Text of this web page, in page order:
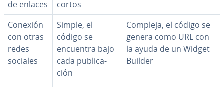
de enlaces
cortos
Conexión
con otras
redes
sociales
Simple, el
código se
encuentra bajo
cada pu­bli­ca­
ción
Compleja, el código se
genera como URL con
la ayuda de un Widget
Builder